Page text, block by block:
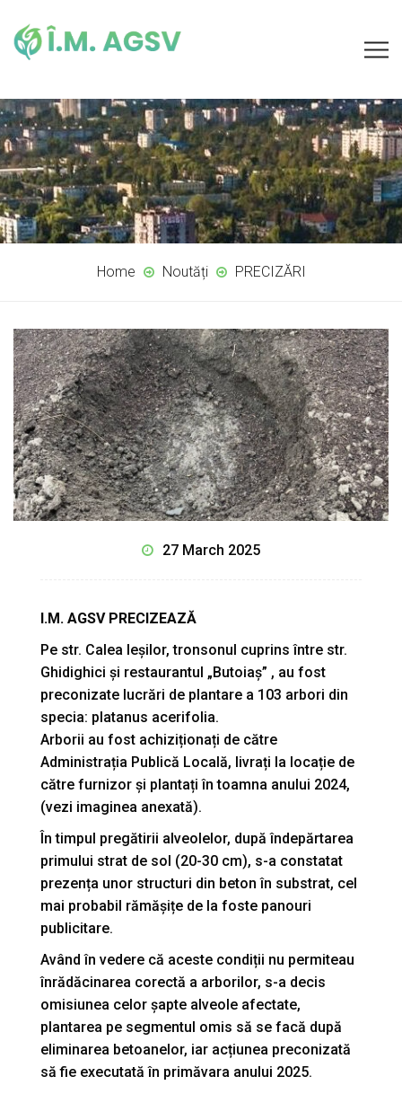
Home Noutăți PRECIZĂRI
27 March 2025
I.M. AGSV PRECIZEAZĂ
Pe str. Calea Ieșilor, tronsonul cuprins între str.
Ghidighici și restaurantul „Butoiaș” , au fost
preconizate lucrări de plantare a 103 arbori din
specia: platanus acerifolia.
Arborii au fost achiziționați de către
Administrația Publică Locală, livrați la locație de
către furnizor și plantați în toamna anului 2024,
(vezi imaginea anexată).
În timpul pregătirii alveolelor, după îndepărtarea
primului strat de sol (20-30 cm), s-a constatat
prezența unor structuri din beton în substrat, cel
mai probabil rămășițe de la foste panouri
publicitare.
Având în vedere că aceste condiții nu permiteau
înrădăcinarea corectă a arborilor, s-a decis
omisiunea celor șapte alveole afectate,
plantarea pe segmentul omis să se facă după
eliminarea betoanelor, iar acțiunea preconizată
să fie executată în primăvara anului 2025.